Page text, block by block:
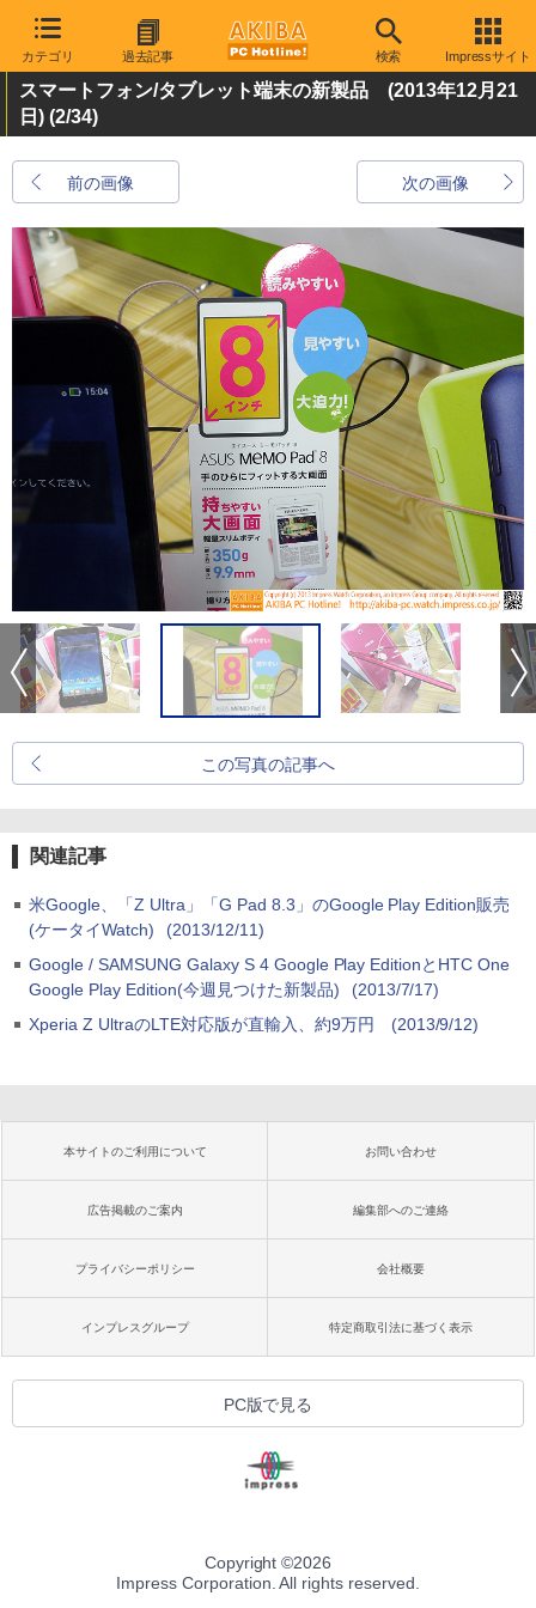
カテゴリ 過去記事 検索 Impressサイト
スマートフォン/タブレット端末の新製品 (2013年12月21
日) (2/34)
前の画像 次の画像
この写真の記事へ
関連記事
米Google、「Z Ultra」「G Pad 8.3」のGoogle Play Edition販売
(ケータイWatch)
(2013/12/11)
Google / SAMSUNG Galaxy S 4 Google Play EditionとHTC One
Google Play Edition(今週見つけた新製品)
(2013/7/17)
Xperia Z UltraのLTE対応版が直輸入、約9万円
(2013/9/12)
本サイトのご利用について お問い合わせ
広告掲載のご案内 編集部へのご連絡
プライバシーポリシー 会社概要
インプレスグループ 特定商取引法に基づく表示
PC版で見る
Copyright ©2026
Impress Corporation. All rights reserved.